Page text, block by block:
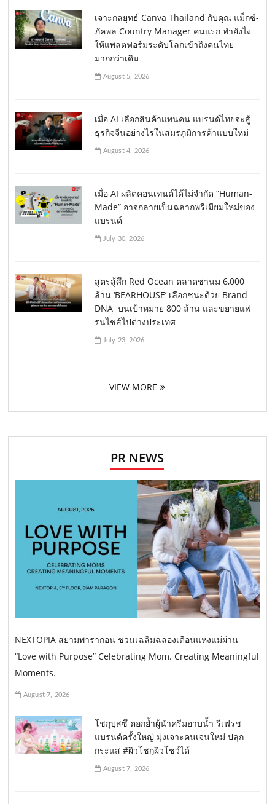
เจาะกลยุทธ์ Canva Thailand กับคุณ แม็กซ์-
ภัคพล Country Manager คนแรก ทำยังไง
ให้แพลตฟอร์มระดับโลกเข้าถึงคนไทย
มากกว่าเดิม
August 5, 2026
เมื่อ AI เลือกสินค้าแทนคน แบรนด์ไทยจะสู้
ธุรกิจจีนอย่างไรในสมรภูมิการค้าแบบใหม่
August 4, 2026
เมื่อ AI ผลิตคอนเทนต์ได้ไม่จำกัด “Human-
Made” อาจกลายเป็นฉลากพรีเมียมใหม่ของ
แบรนด์
July 30, 2026
สูตรสู้ศึก Red Ocean ตลาดชานม 6,000
ล้าน ‘BEARHOUSE’ เลือกชนะด้วย Brand
DNA บนเป้าหมาย 800 ล้าน และขยายแฟ
รนไชส์ไปต่างประเทศ
July 23, 2026
VIEW MORE
PR NEWS
NEXTOPIA สยามพารากอน ชวนเฉลิมฉลองเดือนแห่งแม่ผ่าน
“Love with Purpose” Celebrating Mom. Creating Meaningful
Moments.
August 7, 2026
โชกุบุสซึ ตอกย้ำผู้นำครีมอาบน้ำ รีเฟรช
แบรนด์ครั้งใหญ่ มุ่งเจาะคนเจนใหม่ ปลุก
กระแส #ผิวโชกุผิวโชว์ได้
August 7, 2026